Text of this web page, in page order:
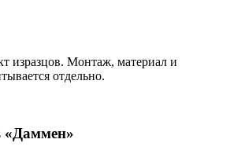
изразцов. Монтаж, материал и
отдельно.
«Даммен»